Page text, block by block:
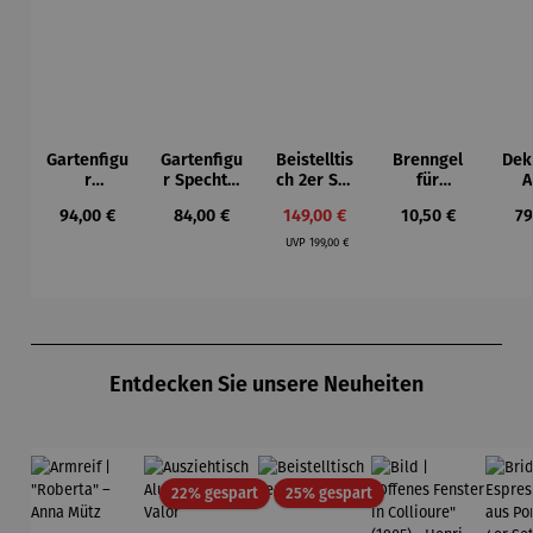
Gartenfigu
r
t Vogel -
Regulärer Preis:
94,00 €
Gartenfigu
r Specht -
Bhire
Regulärer Preis:
84,00 €
Beistelltis
ch 2er Set
Verkaufspreis:
149,00 €
UVP Regulärer Preis:
199,00 €
Brenngel
für
elle -
Regulärer Preis:
10,50 €
Entdecken Sie unsere Neuheiten
22% gespartRabatt25% gespartRabatt